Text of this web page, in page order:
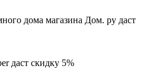
дома магазина Дом. ру даст
даст скидку 5%